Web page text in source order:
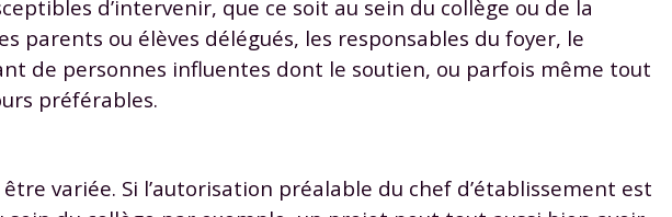
d’intervenir, que ce soit au sein du collège ou de la
parents ou élèves délégués, les responsables du foyer, le
de personnes influentes dont le soutien, ou parfois même tout
préférables.
variée. Si l’autorisation préalable du chef d’établissement est
gratuitement pendant 24h
plateforme de soutien scolaire !
exercices corrigés,
du CP à la Terminale